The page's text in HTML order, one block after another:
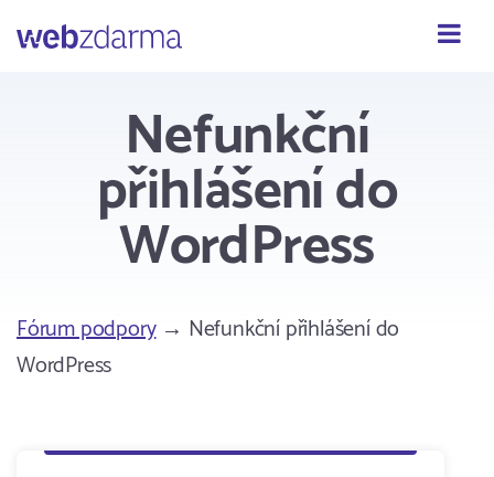
Webzdarma
Nefunkční
přihlášení do
WordPress
Fórum podpory→ Nefunkční přihlášení do
WordPress